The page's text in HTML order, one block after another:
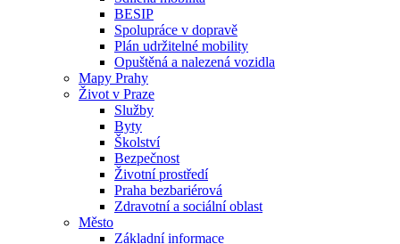
BESIP
Spolupráce v dopravě
Plán udržitelné mobility
Opuštěná a nalezená vozidla
Mapy Prahy
Život v Praze
Služby
Byty
Školství
Bezpečnost
Životní prostředí
Praha bezbariérová
Zdravotní a sociální oblast
Město
Základní informace